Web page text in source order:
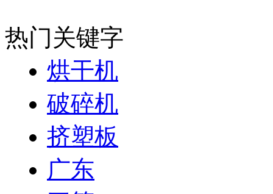
热门关键字
烘干机
破碎机
挤塑板
广东